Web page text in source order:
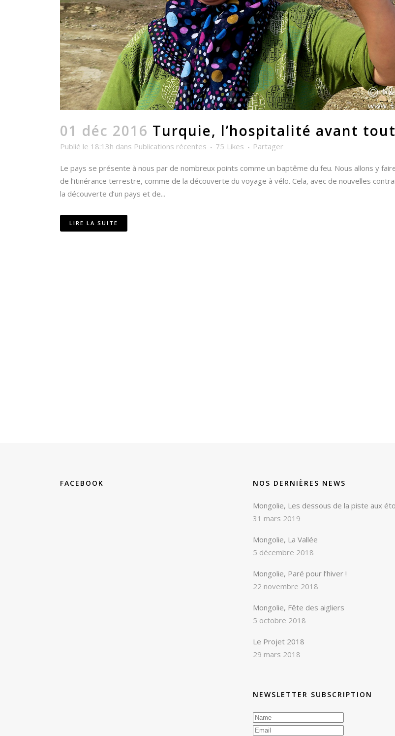
01 déc 2016 Turquie, l’hospitalité avant tout
Publié le 18:13h dans Publications récentes 75 Likes Partager
Le pays se présente à nous par de nombreux points comme un baptême du feu. Nous allons y
de l’itinérance terrestre, comme de la découverte du voyage à vélo. Cela, avec de nouvelles
la découverte d’un pays et de...
LIRE LA SUITE
FACEBOOK NOS DERNIÈRES NEWS
Mongolie, Les dessous de la piste aux
31 mars 2019
Mongolie, La Vallée
5 décembre 2018
Mongolie, Paré pour l’hiver !
22 novembre 2018
Mongolie, Fête des aigliers
5 octobre 2018
Le Projet 2018
29 mars 2018
NEWSLETTER SUBSCRIPTION